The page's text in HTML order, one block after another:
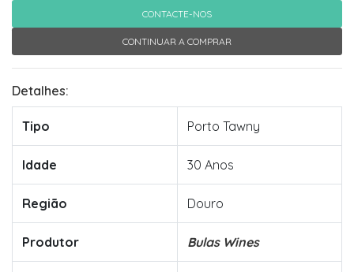
CONTACTE-NOS
CONTINUAR A COMPRAR
Detalhes:
Tipo Porto Tawny
Idade 30 Anos
Região Douro
Produtor Bulas Wines